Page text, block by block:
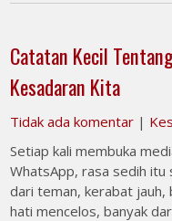
Catatan Kecil
Kesadaran Kita
Tidak ada komentar |
Setiap kali membuka
WhatsApp, rasa sedih itu
dari teman, kerabat jauh,
hati mencelos, banyak